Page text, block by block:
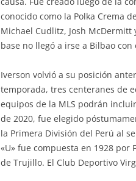
conocido como la Polka Crema
Michael Cudlitz, Josh
base no llegó a irse a Bilbao
Iverson volvió a su posición
temporada, tres centeranes de
equipos de la MLS podrán
de 2020, fue elegido
la Primera División del Perú al
«U» fue compuesta en 1928
de Trujillo. El Club Deportivo